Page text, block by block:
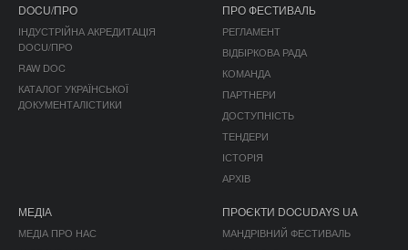
DOCU/ПРО
ІНДУСТРІЙНА АКРЕДИТАЦІЯ
DOCU/ПРО
RAW DOC
КАТАЛОГ УКРАЇНСЬКОЇ
ДОКУМЕНТАЛІСТИКИ
ПРО ФЕСТИВАЛЬ
РЕГЛАМЕНТ
ВІДБІРКОВА РАДА
КОМАНДА
ПАРТНЕРИ
ДОСТУПНІСТЬ
ТЕНДЕРИ
ІСТОРІЯ
АРХІВ
МЕДІА
МЕДІА ПРО НАС
ПРОЄКТИ DOCUDAYS UA
МАНДРІВНИЙ ФЕСТИВАЛЬ